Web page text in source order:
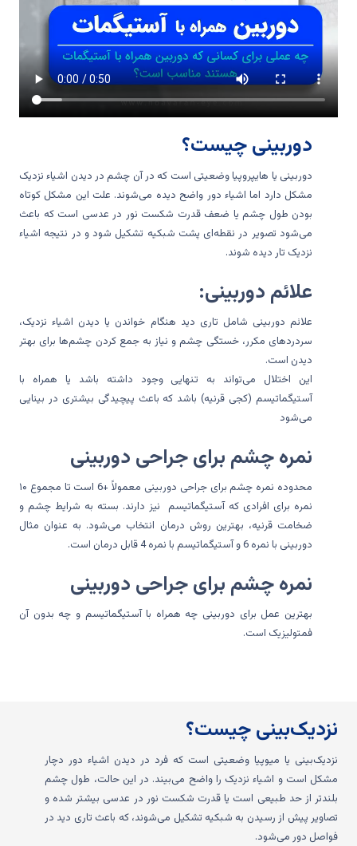
دوربینی چیست؟
دوربینی یا هایپروپیا وضعیتی است که در آن چشم در دیدن اشیاء نزدیک
مشکل دارد اما اشیاء دور واضح دیده می‌شوند. علت این مشکل کوتاه
بودن طول چشم یا ضعف قدرت شکست نور در عدسی است که باعث
می‌شود تصویر در نقطه‌ای پشت شبکیه تشکیل شود و در نتیجه اشیاء
نزدیک تار دیده شوند.
علائم دوربینی:
علائم دوربینی شامل تاری دید هنگام خواندن یا دیدن اشیاء نزدیک،
سردردهای مکرر، خستگی چشم و نیاز به جمع کردن چشم‌ها برای بهتر
دیدن است.
این اختلال می‌تواند به تنهایی وجود داشته باشد یا همراه با
آستیگماتیسم (کجی قرنیه) باشد که باعث پیچیدگی بیشتری در بینایی
می‌شود
نمره چشم برای جراحی دوربینی
محدوده نمره چشم برای جراحی دوربینی معمولاً +6 است تا مجموع ۱۰
نمره برای افرادی که آستیگماتیسم نیز دارند. بسته به شرایط چشم و
ضخامت قرنیه، بهترین روش درمان انتخاب می‌شود. به عنوان مثال
دوربینی با نمره 6 و آستیگماتیسم با نمره 4 قابل درمان است.
نمره چشم برای جراحی دوربینی
بهترین عمل برای دوربینی چه همراه با آستیگماتیسم و چه بدون آن
فمتولیزیک است.
نزدیک‌بینی چیست؟
نزدیک‌بینی یا میوپیا وضعیتی است که فرد در دیدن اشیاء دور دچار
مشکل است و اشیاء نزدیک را واضح می‌بیند. در این حالت، طول چشم
بلندتر از حد طبیعی است یا قدرت شکست نور در عدسی بیشتر شده و
تصاویر پیش از رسیدن به شبکیه تشکیل می‌شوند، که باعث تاری دید در
فواصل دور می‌شود.